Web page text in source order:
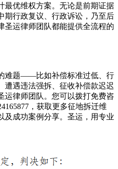
最优维权方案。无论是前期证据
期行政复议、行政诉讼，乃至后
圣运律师团队都能提供全流程的
难题——比如补偿标准过低、行
遭遇违法强拆、征收补偿款迟迟
运律师团队。您可以拨打免费咨
，获取更多征地拆迁维
及成功案例分享。圣运，用专业